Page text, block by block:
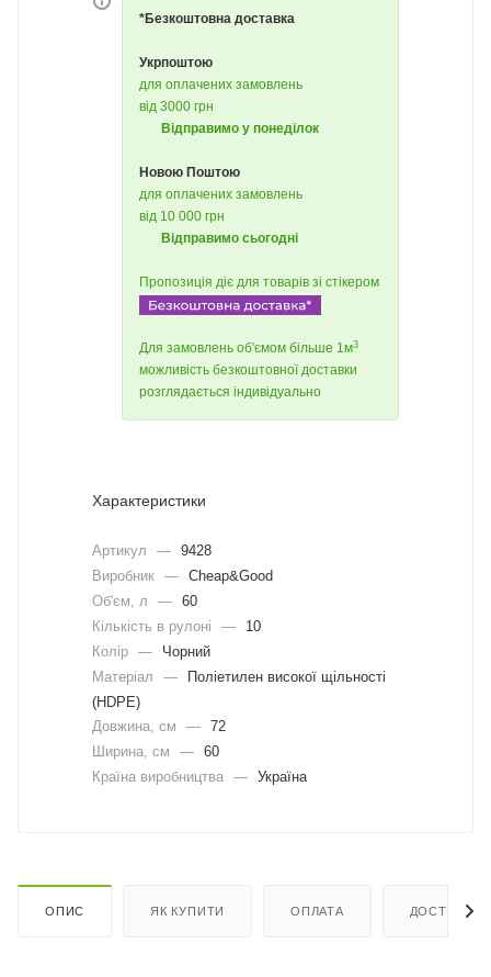
*Безкоштовна доставка
Укрпоштою
для оплачених замовлень
від 3000 грн
Відправимо у понеділок
Новою Поштою
для оплачених замовлень
від 10 000 грн
Відправимо сьогодні
Пропозиція діє для товарів зі стікером
Для замовлень об'ємом більше 1м3
можливість безкоштовної доставки
розглядається індивідуально
Характеристики
Артикул — 9428
Виробник — Cheap&Good
Об'єм, л
— 60
Кількість в рулоні
—
10
Колір —
Чорний
Матеріал
—
Поліетилен високої щільності
(HDPE)
Довжина, cм
— 72
Ширина, cм
— 60
Країна виробництва — Україна
ОПИС ЯК КУПИТИ ОПЛАТА ДОСТАВКА